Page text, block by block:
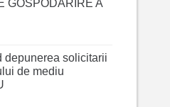
GOSPODARIRE A
depunerea solicitarii
de mediu